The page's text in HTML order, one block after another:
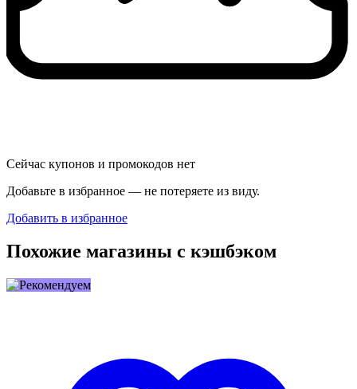
Сейчас купонов и промокодов нет
Добавьте в избранное — не потеряете из виду.
Добавить в избранное
Похожие магазины с кэшбэком